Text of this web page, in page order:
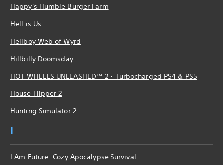
Happy's Humble Burger Farm
Hell is Us
Hellboy Web of Wyrd
Hillbilly Doomsday
HOT WHEELS UNLEASHED™ 2 - Turbocharged PS4 & PS5
House Flipper 2
Hunting Simulator 2
I
I Am Future: Cozy Apocalypse Survival